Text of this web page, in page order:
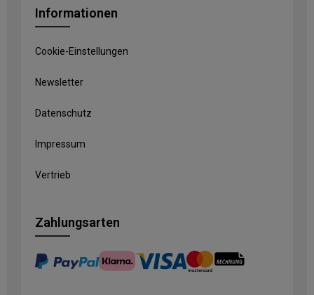
Informationen
Cookie-Einstellungen
Newsletter
Datenschutz
Impressum
Vertrieb
Zahlungsarten